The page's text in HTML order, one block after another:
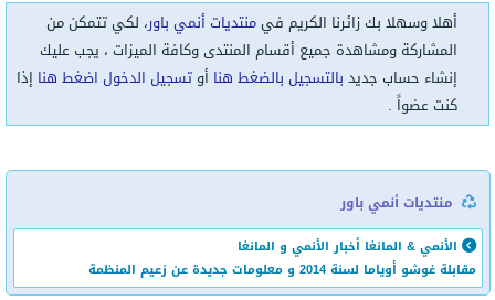
أهلا وسهلا بك زائرنا الكريم فيمنتديات أنمي باور، لكي تتمكن من
المشاركة ومشاهدة جميع أقسام المنتدى وكافة الميزات ، يجب عليك
إنشاء حساب جديد بالتسجيل بالضغط هنا أوتسجيل الدخول اضغط هنا إذا
كنت عضواً .
منتديات أنمي باور
الأنمي & المانغا أخبار الأنمي و المانغا
مقابلة غوشو أوياما لسنة 2014 و معلومات جديدة عن زعيم المنظمة